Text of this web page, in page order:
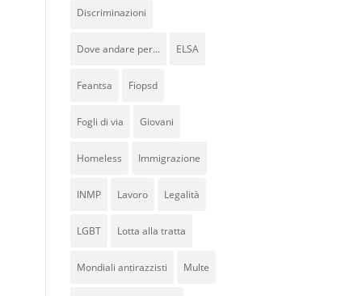
Discriminazioni
Dove andare per... ELSA
Feantsa Fiopsd
Fogli di via Giovani
Homeless Immigrazione
INMP Lavoro Legalità
LGBT Lotta alla tratta
Mondiali antirazzisti Multe